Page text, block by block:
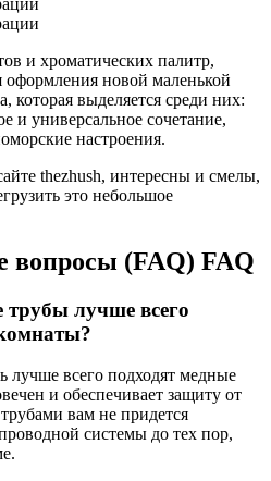
и хроматических палитр,
новой маленькой
которая выделяется среди них:
и универсальное сочетание,
настроения.
thezhush, интересны и смелы,
это небольшое
вопросы (FAQ) FAQ
трубы лучше всего
лучше всего подходят медные
и обеспечивает защиту от
вам не придется
системы до тех пор,